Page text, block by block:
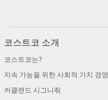
코스트코 소개
코스트코는?
지속 가능을 위한 사회적 가치 경영
커클랜드 시그니춰